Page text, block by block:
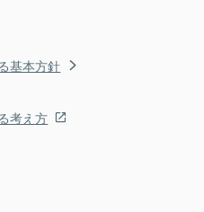
基本方針
考え方